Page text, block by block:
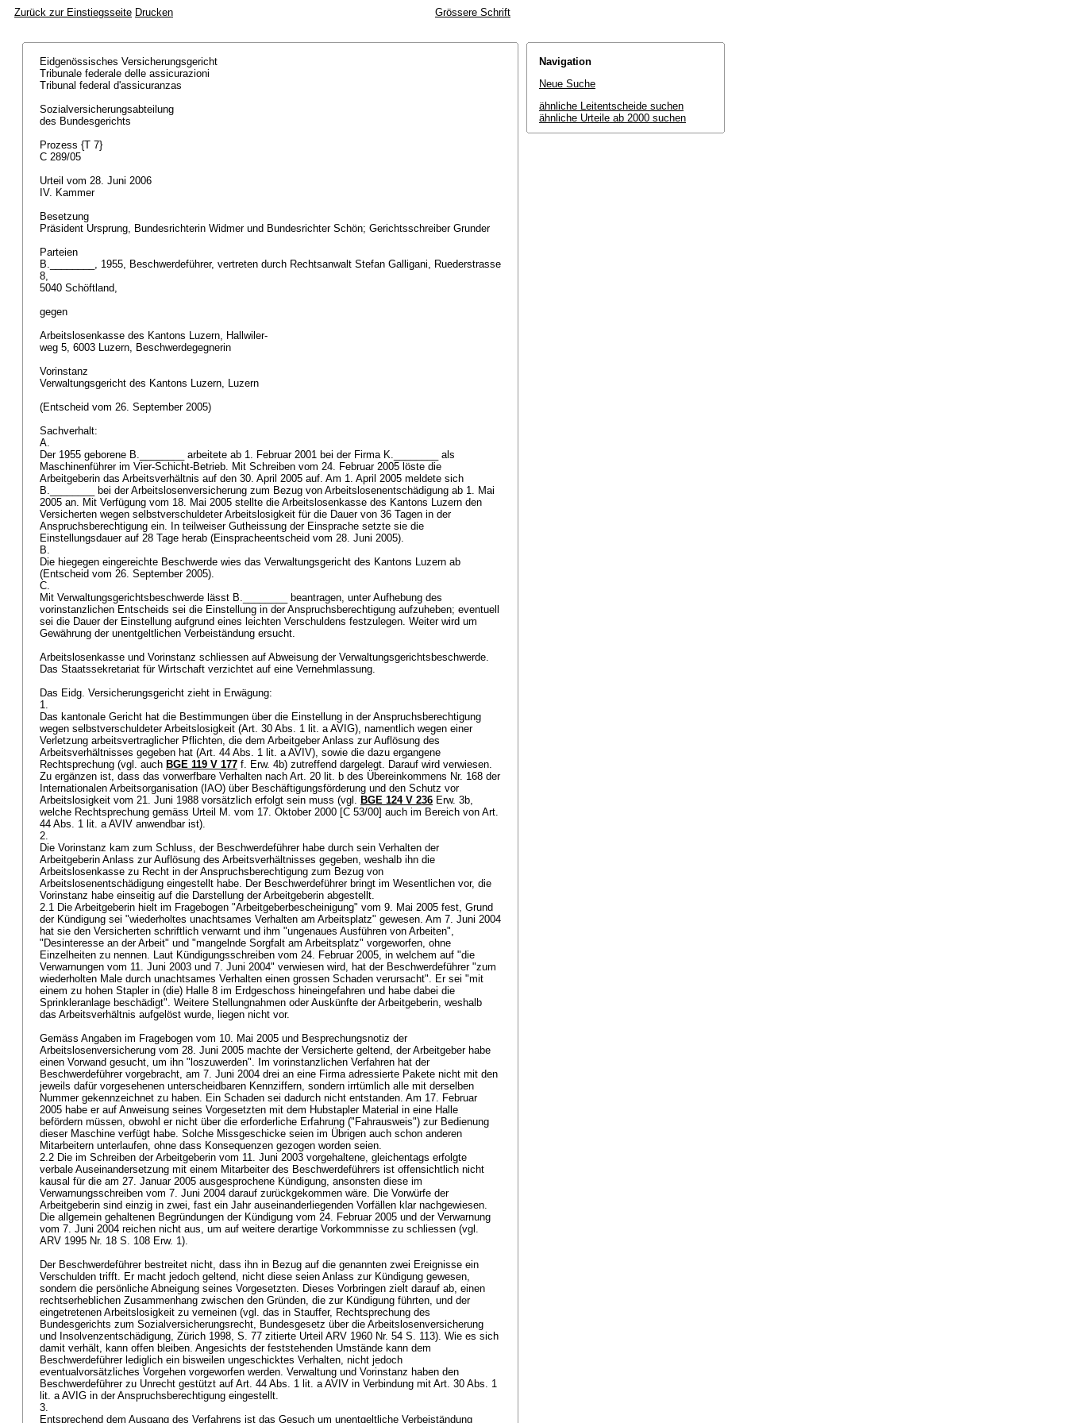
Zurück zur Einstiegsseite Drucken Grössere Schrift
Eidgenössisches Versicherungsgericht
Tribunale federale delle assicurazioni
Tribunal federal d'assicuranzas
Sozialversicherungsabteilung
des Bundesgerichts
Prozess {T 7}
C 289/05
Urteil vom 28. Juni 2006
IV. Kammer
Besetzung
Präsident Ursprung, Bundesrichterin Widmer und Bundesrichter Schön; Gerichtsschreiber Grunder
Parteien
B.________, 1955, Beschwerdeführer, vertreten durch Rechtsanwalt Stefan Galligani, Ruederstrasse
8,
5040 Schöftland,
gegen
Arbeitslosenkasse des Kantons Luzern, Hallwiler-
weg 5, 6003 Luzern, Beschwerdegegnerin
Vorinstanz
Verwaltungsgericht des Kantons Luzern, Luzern
(Entscheid vom 26. September 2005)
Sachverhalt:
A.
Der 1955 geborene B.________ arbeitete ab 1. Februar 2001 bei der Firma K.________ als
Maschinenführer im Vier-Schicht-Betrieb. Mit Schreiben vom 24. Februar 2005 löste die
Arbeitgeberin das Arbeitsverhältnis auf den 30. April 2005 auf. Am 1. April 2005 meldete sich
B.________ bei der Arbeitslosenversicherung zum Bezug von Arbeitslosenentschädigung ab 1. Mai
2005 an. Mit Verfügung vom 18. Mai 2005 stellte die Arbeitslosenkasse des Kantons Luzern den
Versicherten wegen selbstverschuldeter Arbeitslosigkeit für die Dauer von 36 Tagen in der
Anspruchsberechtigung ein. In teilweiser Gutheissung der Einsprache setzte sie die
Einstellungsdauer auf 28 Tage herab (Einspracheentscheid vom 28. Juni 2005).
B.
Die hiegegen eingereichte Beschwerde wies das Verwaltungsgericht des Kantons Luzern ab
(Entscheid vom 26. September 2005).
C.
Mit Verwaltungsgerichtsbeschwerde lässt B.________ beantragen, unter Aufhebung des
vorinstanzlichen Entscheids sei die Einstellung in der Anspruchsberechtigung aufzuheben; eventuell
sei die Dauer der Einstellung aufgrund eines leichten Verschuldens festzulegen. Weiter wird um
Gewährung der unentgeltlichen Verbeiständung ersucht.
Arbeitslosenkasse und Vorinstanz schliessen auf Abweisung der Verwaltungsgerichtsbeschwerde.
Das Staatssekretariat für Wirtschaft verzichtet auf eine Vernehmlassung.
Das Eidg. Versicherungsgericht zieht in Erwägung:
1.
Das kantonale Gericht hat die Bestimmungen über die Einstellung in der Anspruchsberechtigung
wegen selbstverschuldeter Arbeitslosigkeit (Art. 30 Abs. 1 lit. a AVIG), namentlich wegen einer
Verletzung arbeitsvertraglicher Pflichten, die dem Arbeitgeber Anlass zur Auflösung des
Arbeitsverhältnisses gegeben hat (Art. 44 Abs. 1 lit. a AVIV), sowie die dazu ergangene
Rechtsprechung (vgl. auch BGE 119 V 177 f. Erw. 4b) zutreffend dargelegt. Darauf wird verwiesen.
Zu ergänzen ist, dass das vorwerfbare Verhalten nach Art. 20 lit. b des Übereinkommens Nr. 168 der
Internationalen Arbeitsorganisation (IAO) über Beschäftigungsförderung und den Schutz vor
Arbeitslosigkeit vom 21. Juni 1988 vorsätzlich erfolgt sein muss (vgl. BGE 124 V 236 Erw. 3b,
welche Rechtsprechung gemäss Urteil M. vom 17. Oktober 2000 [C 53/00] auch im Bereich von Art.
44 Abs. 1 lit. a AVIV anwendbar ist).
2.
Die Vorinstanz kam zum Schluss, der Beschwerdeführer habe durch sein Verhalten der
Arbeitgeberin Anlass zur Auflösung des Arbeitsverhältnisses gegeben, weshalb ihn die
Arbeitslosenkasse zu Recht in der Anspruchsberechtigung zum Bezug von
Arbeitslosenentschädigung eingestellt habe. Der Beschwerdeführer bringt im Wesentlichen vor, die
Vorinstanz habe einseitig auf die Darstellung der Arbeitgeberin abgestellt.
2.1 Die Arbeitgeberin hielt im Fragebogen "Arbeitgeberbescheinigung" vom 9. Mai 2005 fest, Grund
der Kündigung sei "wiederholtes unachtsames Verhalten am Arbeitsplatz" gewesen. Am 7. Juni 2004
hat sie den Versicherten schriftlich verwarnt und ihm "ungenaues Ausführen von Arbeiten",
"Desinteresse an der Arbeit" und "mangelnde Sorgfalt am Arbeitsplatz" vorgeworfen, ohne
Einzelheiten zu nennen. Laut Kündigungsschreiben vom 24. Februar 2005, in welchem auf "die
Verwarnungen vom 11. Juni 2003 und 7. Juni 2004" verwiesen wird, hat der Beschwerdeführer "zum
wiederholten Male durch unachtsames Verhalten einen grossen Schaden verursacht". Er sei "mit
einem zu hohen Stapler in (die) Halle 8 im Erdgeschoss hineingefahren und habe dabei die
Sprinkleranlage beschädigt". Weitere Stellungnahmen oder Auskünfte der Arbeitgeberin, weshalb
das Arbeitsverhältnis aufgelöst wurde, liegen nicht vor.
Gemäss Angaben im Fragebogen vom 10. Mai 2005 und Besprechungsnotiz der
Arbeitslosenversicherung vom 28. Juni 2005 machte der Versicherte geltend, der Arbeitgeber habe
einen Vorwand gesucht, um ihn "loszuwerden". Im vorinstanzlichen Verfahren hat der
Beschwerdeführer vorgebracht, am 7. Juni 2004 drei an eine Firma adressierte Pakete nicht mit den
jeweils dafür vorgesehenen unterscheidbaren Kennziffern, sondern irrtümlich alle mit derselben
Nummer gekennzeichnet zu haben. Ein Schaden sei dadurch nicht entstanden. Am 17. Februar
2005 habe er auf Anweisung seines Vorgesetzten mit dem Hubstapler Material in eine Halle
befördern müssen, obwohl er nicht über die erforderliche Erfahrung ("Fahrausweis") zur Bedienung
dieser Maschine verfügt habe. Solche Missgeschicke seien im Übrigen auch schon anderen
Mitarbeitern unterlaufen, ohne dass Konsequenzen gezogen worden seien.
2.2 Die im Schreiben der Arbeitgeberin vom 11. Juni 2003 vorgehaltene, gleichentags erfolgte
verbale Auseinandersetzung mit einem Mitarbeiter des Beschwerdeführers ist offensichtlich nicht
kausal für die am 27. Januar 2005 ausgesprochene Kündigung, ansonsten diese im
Verwarnungsschreiben vom 7. Juni 2004 darauf zurückgekommen wäre. Die Vorwürfe der
Arbeitgeberin sind einzig in zwei, fast ein Jahr auseinanderliegenden Vorfällen klar nachgewiesen.
Die allgemein gehaltenen Begründungen der Kündigung vom 24. Februar 2005 und der Verwarnung
vom 7. Juni 2004 reichen nicht aus, um auf weitere derartige Vorkommnisse zu schliessen (vgl.
ARV 1995 Nr. 18 S. 108 Erw. 1).
Der Beschwerdeführer bestreitet nicht, dass ihn in Bezug auf die genannten zwei Ereignisse ein
Verschulden trifft. Er macht jedoch geltend, nicht diese seien Anlass zur Kündigung gewesen,
sondern die persönliche Abneigung seines Vorgesetzten. Dieses Vorbringen zielt darauf ab, einen
rechtserheblichen Zusammenhang zwischen den Gründen, die zur Kündigung führten, und der
eingetretenen Arbeitslosigkeit zu verneinen (vgl. das in Stauffer, Rechtsprechung des
Bundesgerichts zum Sozialversicherungsrecht, Bundesgesetz über die Arbeitslosenversicherung
und Insolvenzentschädigung, Zürich 1998, S. 77 zitierte Urteil ARV 1960 Nr. 54 S. 113). Wie es sich
damit verhält, kann offen bleiben. Angesichts der feststehenden Umstände kann dem
Beschwerdeführer lediglich ein bisweilen ungeschicktes Verhalten, nicht jedoch
eventualvorsätzliches Vorgehen vorgeworfen werden. Verwaltung und Vorinstanz haben den
Beschwerdeführer zu Unrecht gestützt auf Art. 44 Abs. 1 lit. a AVIV in Verbindung mit Art. 30 Abs. 1
lit. a AVIG in der Anspruchsberechtigung eingestellt.
3.
Entsprechend dem Ausgang des Verfahrens ist das Gesuch um unentgeltliche Verbeiständung
Navigation
Neue Suche
ähnliche Leitentscheide suchen
ähnliche Urteile ab 2000 suchen